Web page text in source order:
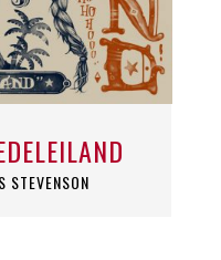
STEVENSON